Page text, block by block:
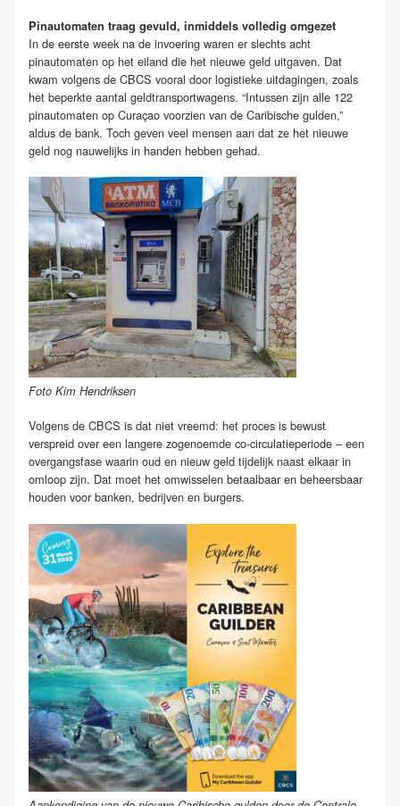
Pinautomaten traag gevuld, inmiddels volledig omgezet
In de eerste week na de invoering waren er slechts acht
pinautomaten op het eiland die het nieuwe geld uitgaven. Dat
kwam volgens de CBCS vooral door logistieke uitdagingen, zoals
het beperkte aantal geldtransportwagens. “Intussen zijn alle 122
pinautomaten op Curaçao voorzien van de Caribische gulden,”
aldus de bank. Toch geven veel mensen aan dat ze het nieuwe
geld nog nauwelijks in handen hebben gehad.
Foto Kim Hendriksen
Volgens de CBCS is dat niet vreemd: het proces is bewust
verspreid over een langere zogenoemde co-circulatieperiode – een
overgangsfase waarin oud en nieuw geld tijdelijk naast elkaar in
omloop zijn. Dat moet het omwisselen betaalbaar en beheersbaar
houden voor banken, bedrijven en burgers.